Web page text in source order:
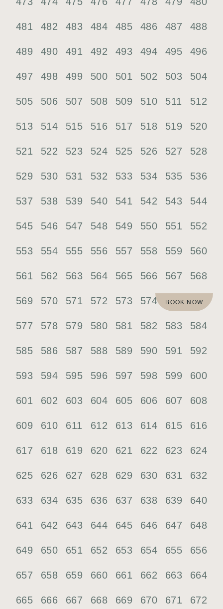
BOOK NOW
481 482 483 484 485 486 487 488
489 490 491 492 493 494 495 496
497 498 499 500 501 502 503 504
505 506 507 508 509 510 511 512
513 514 515 516 517 518 519 520
521 522 523 524 525 526 527 528
529 530 531 532 533 534 535 536
537 538 539 540 541 542 543 544
545 546 547 548 549 550 551 552
553 554 555 556 557 558 559 560
561 562 563 564 565 566 567 568
569 570 571 572 573 574 575 576
577 578 579 580 581 582 583 584
585 586 587 588 589 590 591 592
593 594 595 596 597 598 599 600
601 602 603 604 605 606 607 608
609 610 611 612 613 614 615 616
617 618 619 620 621 622 623 624
625 626 627 628 629 630 631 632
633 634 635 636 637 638 639 640
641 642 643 644 645 646 647 648
649 650 651 652 653 654 655 656
657 658 659 660 661 662 663 664
665 666 667 668 669 670 671 672